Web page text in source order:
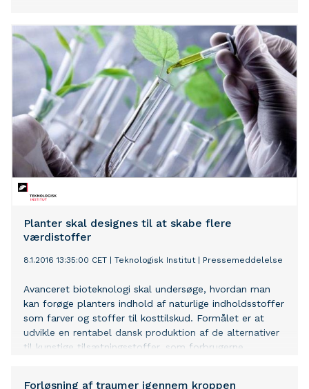
Planter skal designes til at skabe flere
værdistoffer
8.1.2016 13:35:00 CET Teknologisk Institut| Pressemeddelelse
Avanceret bioteknologi skal undersøge, hvordan man
kan forøge planters indhold af naturlige indholdsstoffer
som farver og stoffer til kosttilskud. Formålet er at
udvikle en rentabel dansk produktion af de alternativer
til kunstige tilsætningsstoffer, som forbrugerne
Forløsning af traumer igennem kroppen